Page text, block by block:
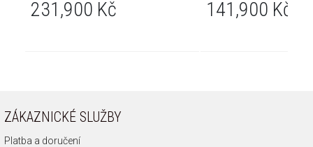
231,900 Kč 141,900 Kč
ZÁKAZNICKÉ SLUŽBY
Platba a doručení